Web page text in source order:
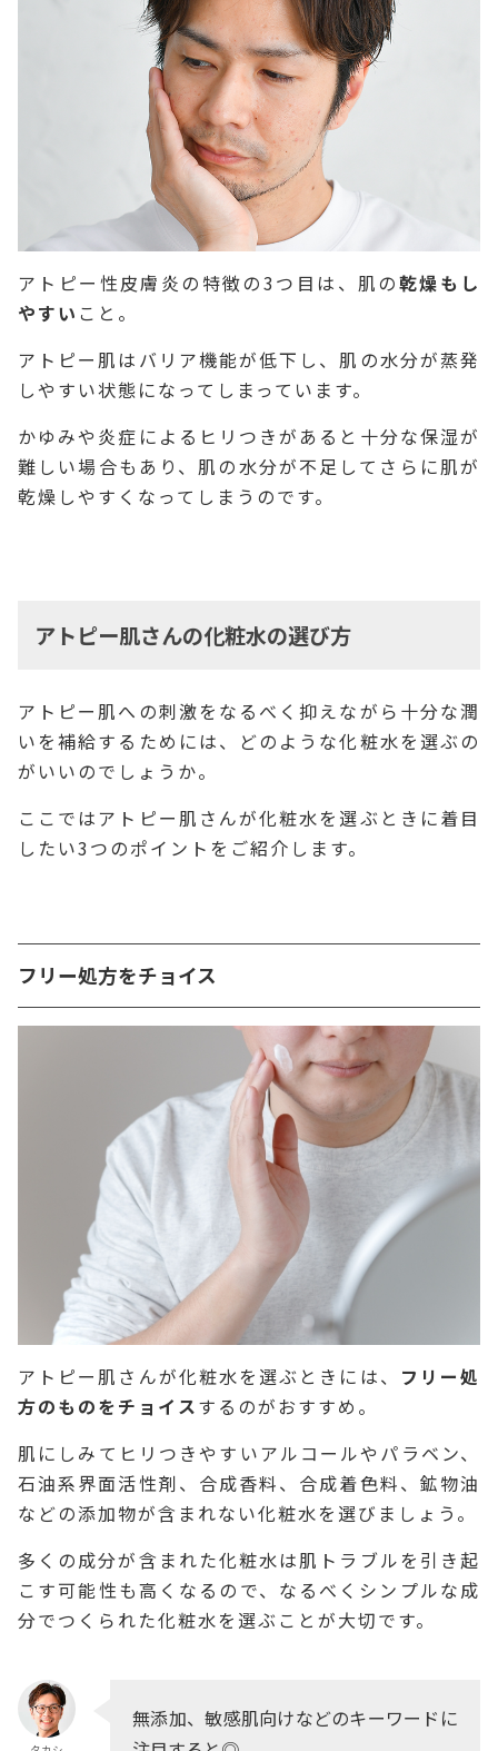
アトピー性皮膚炎の特徴の3つ目は、肌の乾燥もし
やすい こと。
アトピー肌はバリア機能が低下し、肌の水分が蒸発
しやすい状態になってしまっています。
かゆみや炎症によるヒリつきがあると十分な保湿が
難しい場合もあり、肌の水分が不足してさらに肌が
乾燥しやすくなってしまうのです。
アトピー肌さんの化粧水の選び方
アトピー肌への刺激をなるべく抑えながら十分な潤
いを補給するためには、どのような化粧水を選ぶの
がいいのでしょうか。
ここではアトピー肌さんが化粧水を選ぶときに着目
したい3つのポイントをご紹介します。
フリー処方をチョイス
アトピー肌さんが化粧水を選ぶときには、 フリー処
方のものをチョイスするのがおすすめ。
肌にしみてヒリつきやすいアルコールやパラベン、
石油系界面活性剤、合成香料、合成着色料、鉱物油
などの添加物が含まれない化粧水を選びましょう。
多くの成分が含まれた化粧水は肌トラブルを引き起
こす可能性も高くなるので、なるべくシンプルな成
分でつくられた化粧水を選ぶことが大切です。
無添加、敏感肌向けなどのキーワードに